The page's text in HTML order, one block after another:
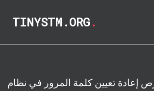
TINYSTM.ORG.
إعادة تعيين كلمة المرور في نظام